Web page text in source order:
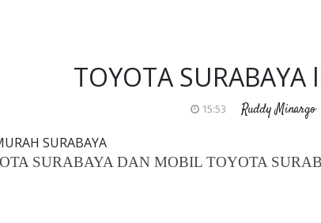
TOYOTA
15:53 Ruddy Minargo
SURABAYA
SURABAYA DAN MOBIL TOYOTA